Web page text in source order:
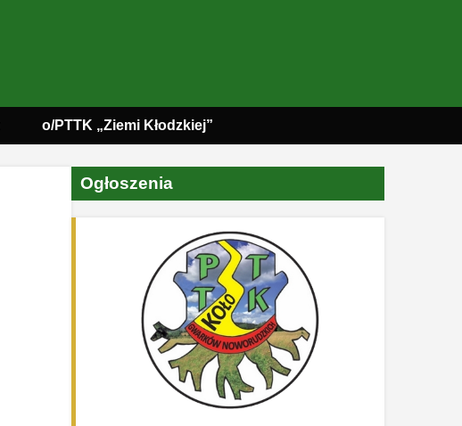
o/PTTK „Ziemi Kłodzkiej”
Ogłoszenia